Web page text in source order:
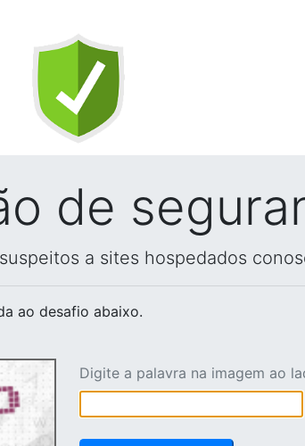
de
a sites hospedados
ao desafio abaixo.
Digite a palavra na imagem ao